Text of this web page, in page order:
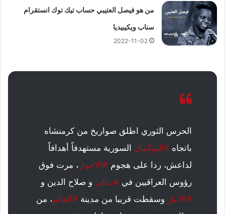
من هو فيصل العتيبي حساب تيك توك انستقرام
سناب ويكيبيديا
2022-11-02
الحرس الثوري اطلق صواريخ من كرمنشاه
باتجاه #البوكمال السورية مستهدفاً أهدافاً
لداعش، ردا على هجوم #الاحواز ، مرت فوق
رؤوس العراقيين في #ديالى و صلاح الدين و
#الانبار وسقطت قريبا من مدينة #القائم، من